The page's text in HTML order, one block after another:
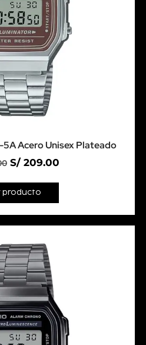
5A Acero Unisex Plateado
S/ 209.00
producto